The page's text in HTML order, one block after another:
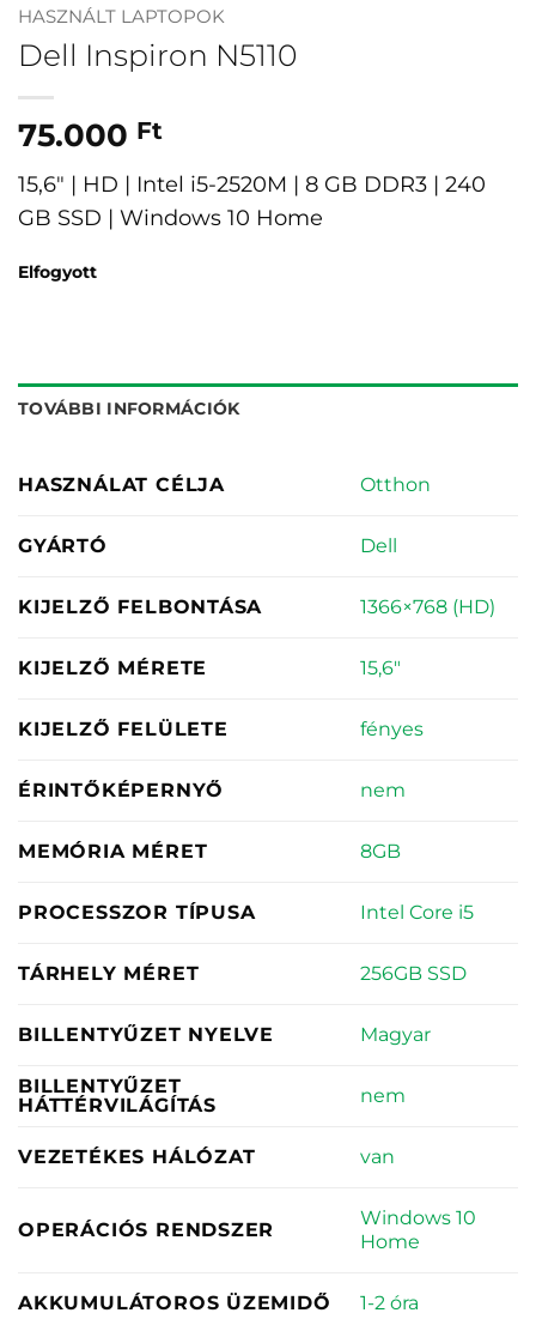
HASZNÁLT LAPTOPOK
Dell Inspiron N5110
75.000 Ft
15,6″ | HD | Intel i5-2520M | 8 GB DDR3 | 240
GB SSD | Windows 10 Home
Elfogyott
TOVÁBBI INFORMÁCIÓK
HASZNÁLAT CÉLJA Otthon
GYÁRTÓ Dell
KIJELZŐ FELBONTÁSA 1366×768 (HD)
KIJELZŐ MÉRETE 15,6"
KIJELZŐ FELÜLETE fényes
ÉRINTŐKÉPERNYŐ nem
MEMÓRIA MÉRET 8GB
PROCESSZOR TÍPUSA Intel Core i5
TÁRHELY MÉRET 256GB SSD
BILLENTYŰZET NYELVE Magyar
BILLENTYŰZET
HÁTTÉRVILÁGÍTÁS
nem
VEZETÉKES HÁLÓZAT van
OPERÁCIÓS RENDSZER
Windows 10
Home
AKKUMULÁTOROS ÜZEMIDŐ 1-2 óra